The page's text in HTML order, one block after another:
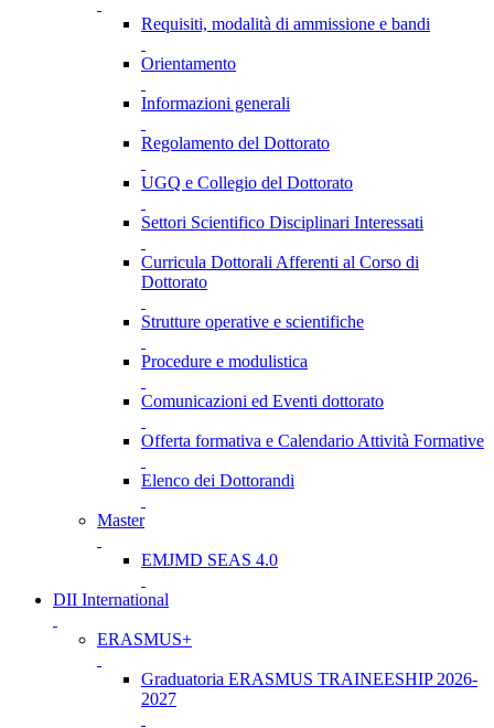
Requisiti, modalità di ammissione e bandi
Orientamento
Informazioni generali
Regolamento del Dottorato
UGQ e Collegio del Dottorato
Settori Scientifico Disciplinari Interessati
Curricula Dottorali Afferenti al Corso di
Dottorato
Strutture operative e scientifiche
Procedure e modulistica
Comunicazioni ed Eventi dottorato
Offerta formativa e Calendario Attività Formative
Elenco dei Dottorandi
Master
EMJMD SEAS 4.0
DII International
ERASMUS+
Graduatoria ERASMUS TRAINEESHIP 2026-
2027